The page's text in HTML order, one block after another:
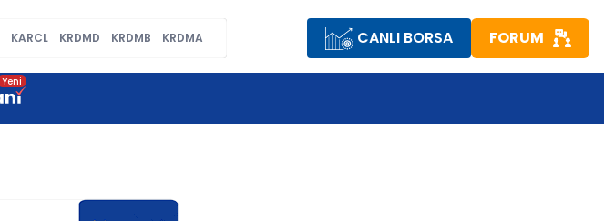
KARCL KRDMD KRDMB KRDMA CANLI BORSA FORUM